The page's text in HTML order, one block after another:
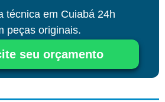
técnica em Cuiabá 24h
peças originais.
seu orçamento